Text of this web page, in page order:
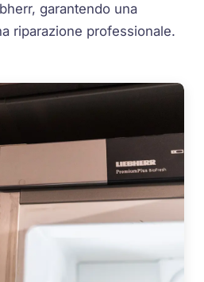
garantendo una
riparazione professionale.